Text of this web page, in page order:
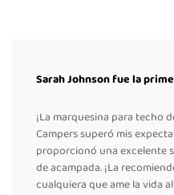
Sarah Johnson fue la
¡La marquesina para techo
Campers superó mis
proporcionó una excelente
de acampada. ¡La
cualquiera que ame la vida